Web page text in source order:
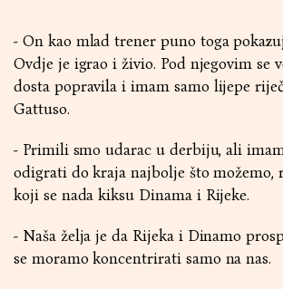
- On kao mlad trener puno toga
Ovdje je igrao i živio. Pod njegovim se
dosta popravila i imam samo lijepe
Gattuso.
- Primili smo udarac u derbiju, ali
odigrati do kraja najbolje što možemo,
koji se nada kiksu Dinama i Rijeke.
- Naša želja je da Rijeka i Dinamo
se moramo koncentrirati samo na nas.